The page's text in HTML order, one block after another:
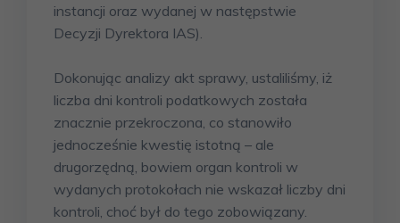
instancji oraz wydanej w następstwie
Decyzji Dyrektora IAS).
Dokonując analizy akt sprawy, ustaliliśmy, iż
liczba dni kontroli podatkowych została
znacznie przekroczona, co stanowiło
jednocześnie kwestię istotną – ale
drugorzędną, bowiem organ kontroli w
wydanych protokołach nie wskazał liczby dni
kontroli, choć był do tego zobowiązany.